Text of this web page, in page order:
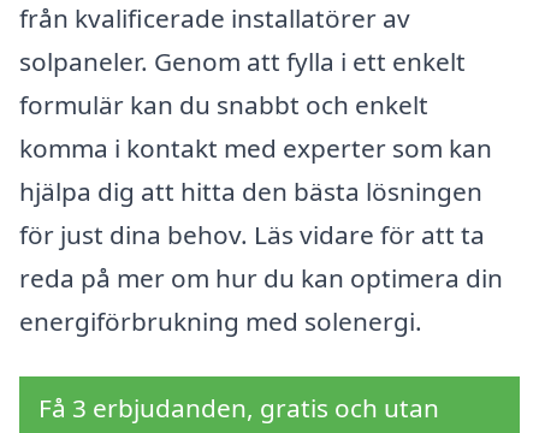
från kvalificerade installatörer av
solpaneler. Genom att fylla i ett enkelt
formulär kan du snabbt och enkelt
komma i kontakt med experter som kan
hjälpa dig att hitta den bästa lösningen
för just dina behov. Läs vidare för att ta
reda på mer om hur du kan optimera din
energiförbrukning med solenergi.
Få 3 erbjudanden, gratis och utan